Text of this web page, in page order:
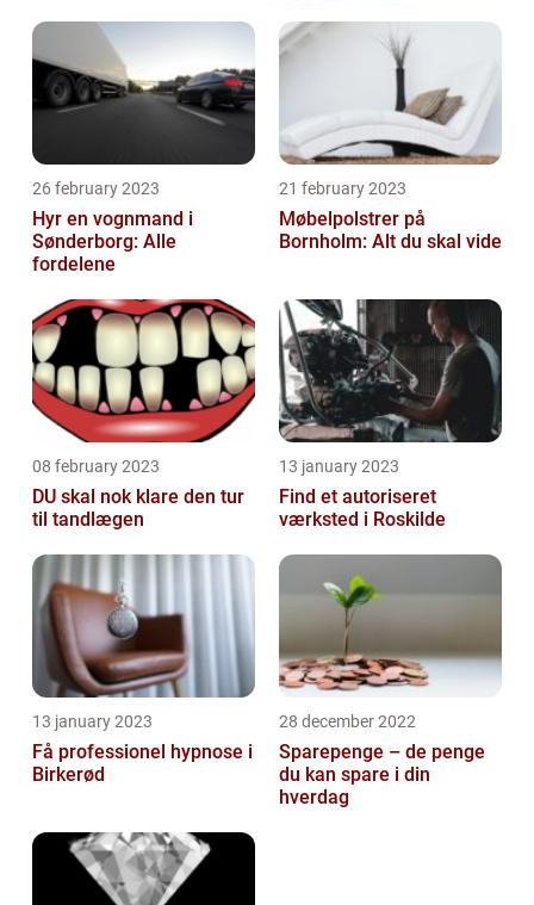
26 february 2023
Hyr en vognmand i
Sønderborg: Alle
fordelene
21 february 2023
Møbelpolstrer på
Bornholm: Alt du skal vide
08 february 2023
DU skal nok klare den tur
til tandlægen
13 january 2023
Find et autoriseret
værksted i Roskilde
13 january 2023
Få professionel hypnose i
Birkerød
28 december 2022
Sparepenge – de penge
du kan spare i din
hverdag